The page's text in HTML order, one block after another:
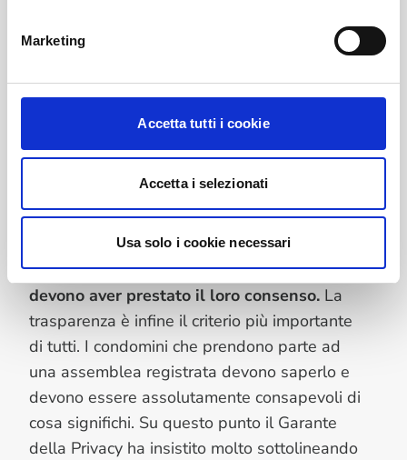
Marketing
Accetta tutti i cookie
Accetta i selezionati
Usa solo i cookie necessari
palese che la registrazione aveva un fine ben
preciso ed è stata effettuata per perseguire
uno scopo.
iniziali, per fare un esempio, piuttosto che
chiacchiere personali non hanno alcuno
scopo ai sensi della registrazione
dell'assemblea e quindi devono essere
I partecipanti devono essere informati e
devono aver prestato il loro consenso. La
trasparenza è infine il criterio più importante
di tutti. I condomini che prendono parte ad
una assemblea registrata devono saperlo e
devono essere assolutamente consapevoli di
cosa significhi. Su questo punto il Garante
della Privacy ha insistito molto sottolineando